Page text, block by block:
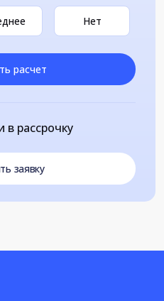
Нет
расчет
в рассрочку
заявку